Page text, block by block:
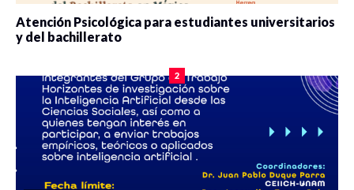
Atención Psicológica para estudiantes universitarios
y del bachillerato
2